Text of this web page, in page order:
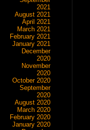
2021
August 2021
April 2021
March 2021
February 2021
January 2021
December
2020
November
2020
October 2020
September
2020
August 2020
March 2020
February 2020
January 2020